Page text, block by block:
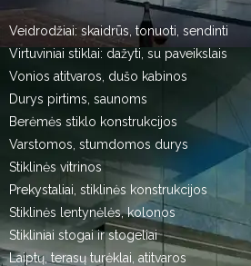
Veidrodžiai: skaidrūs, tonuoti, sendinti
Virtuviniai stiklai: dažyti, su paveikslais
Vonios atitvaros, dušo kabinos
Durys pirtims, saunoms
Berėmės stiklo konstrukcijos
Varstomos, stumdomos durys
Stiklinės vitrinos
Prekystaliai, stiklinės konstrukcijos
Stiklinės lentynėlės, kolonos
Stikliniai stogai ir stogeliai
Laiptų, terasų turėklai, atitvaros